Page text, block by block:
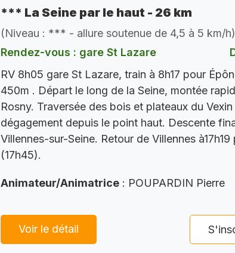
*** La Seine par le haut - 26 km
(Niveau : *** - allure soutenue de 4,5 à 5 km/h)
Rendez-vous : gare St Lazare
RV 8h05 gare St Lazare, train à 8h17 pour
450m . Départ le long de la Seine, montée
Rosny. Traversée des bois et plateaux du
dégagement depuis le point haut. Descente
Villennes-sur-Seine. Retour de Villennes
(17h45).
Animateur/Animatrice : POUPARDIN Pierre
Voir le détail